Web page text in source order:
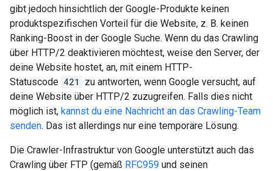
gibt jedoch hinsichtlich der Google-Produkte keinen
produktspezifischen Vorteil für die Website, z. B. keinen
Ranking-Boost in der Google Suche. Wenn du das Crawling
über HTTP/2 deaktivieren möchtest, weise den Server, der
deine Website hostet, an, mit einem HTTP-
Statuscode 421
zu antworten, wenn Google versucht, auf
deine Website über HTTP/2 zuzugreifen. Falls dies nicht
möglich ist, kannst du eine Nachricht an das Crawling-Team
senden. Das ist allerdings nur eine temporäre Lösung.
Die Crawler-Infrastruktur von Google unterstützt auch das
Crawling über FTP (gemäß RFC959 und seinen